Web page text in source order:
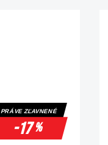
PRÁVE ZĽAVNENÉ
-17%